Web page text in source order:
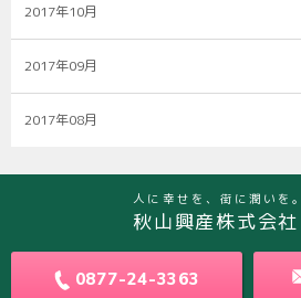
2017年10月
2017年09月
2017年08月
人に幸せを、街に潤いを。
秋山興産株式会社
0877-24-3363